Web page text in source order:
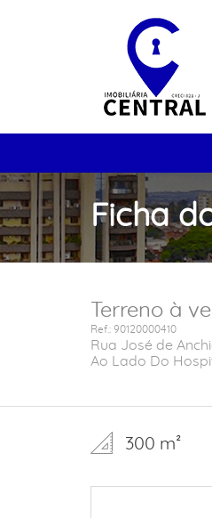
Ficha
Terreno à
Ref.: 90120000410
Rua José de
Ao Lado Do
300 m²